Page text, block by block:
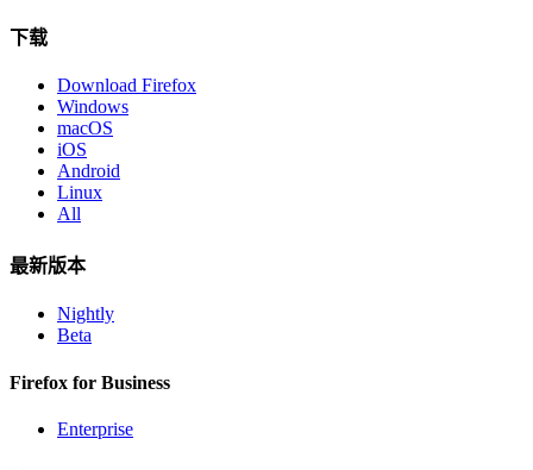
下载
Download Firefox
Windows
macOS
iOS
Android
Linux
All
最新版本
Nightly
Beta
Firefox for Business
Enterprise